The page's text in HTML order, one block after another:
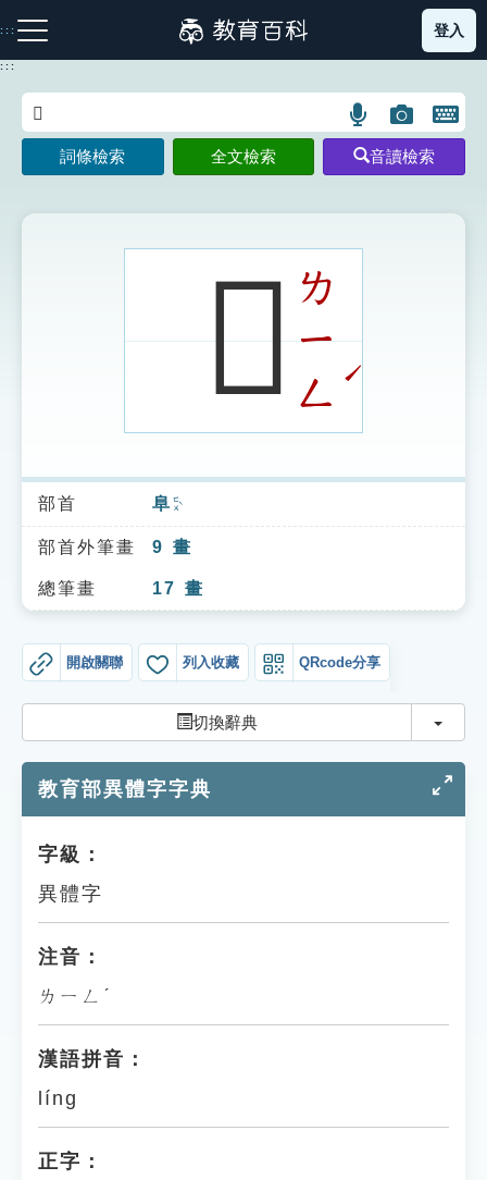
到
主
:::
注音索引圖示 筆畫索引圖示 部首索引表圖示
索引選單
知識索引
單字索引
貓頭鷹博士
登入
:::
語
言
搜
示
圖
片
搜
開
鍵
圖
詞條檢索 全文檢索 音讀檢索
𨻪ㄌ
ㄧ
ㄥ
ˊ
部首 阜 ㄈㄨˋ
部首外筆畫 9 畫
總筆畫 17 畫
開啟關聯 列入收藏 QRcode分享
切換辭典 切換
教育部異體字字典
字級：
異體字
注音：
ㄌㄧㄥˊ
漢語拼音：
líng
正字：